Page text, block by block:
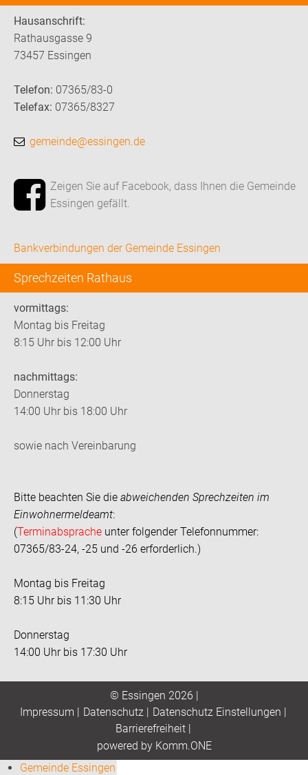
Hausanschrift:
Rathausgasse 9
73457 Essingen
Telefon: 07365/83-0
Telefax: 07365/8327
gemeinde@essingen.de
Zeigen Sie auf Facebook, dass Ihnen die Gemeinde
Essingen gefällt.
Bankverbindungen der Gemeinde Essingen
Sprechzeiten Rathaus
vormittags:
Montag bis Freitag
8:15 Uhr bis 12:00 Uhr
nachmittags:
Donnerstag
14:00 Uhr bis 18:00 Uhr
sowie nach Vereinbarung
Bitte beachten Sie die abweichenden Sprechzeiten im
Einwohnermeldeamt:
(Terminabsprache unter folgender Telefonnummer:
07365/83-24, -25 und -26 erforderlich.)
Montag bis Freitag
8:15 Uhr bis 11:30 Uhr
Donnerstag
14:00 Uhr bis 17:30 Uhr
© Essingen 2026 |
Impressum | Datenschutz| Datenschutz Einstellungen |
Barrierefreiheit|
powered by Komm.ONE
Gemeinde Essingen